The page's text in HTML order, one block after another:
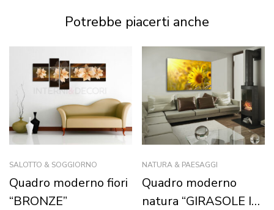
Potrebbe piacerti anche
SALOTTO & SOGGIORNO
Quadro moderno fiori
“BRONZE”
NATURA & PAESAGGI
Quadro moderno
natura “GIRASOLE IN